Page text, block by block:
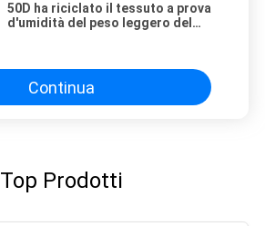
50D ha riciclato il tessuto a prova
d'umidità del peso leggero del
Continua
Top Prodotti